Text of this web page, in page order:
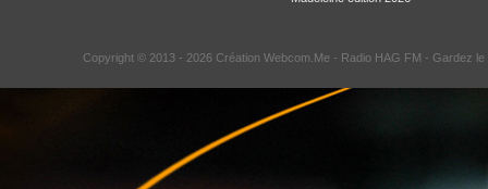
Copyright © 2013 - 2026 Création Webcom.Me - Radio HAG FM - Gardez le